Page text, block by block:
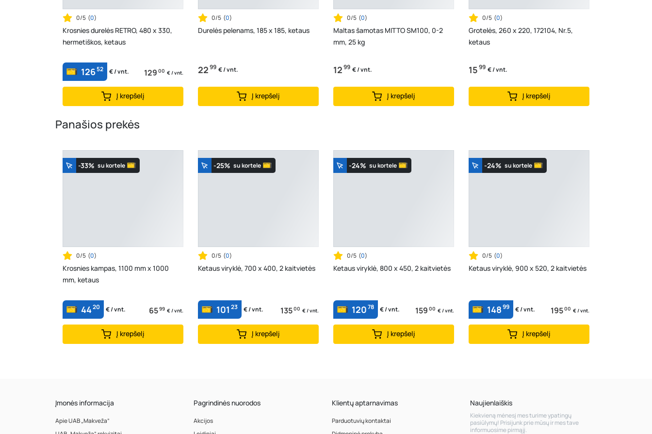
0/5 (0)
Krosnies durelės RETRO, 480 x 330,
hermetiškos, ketaus
12652 € / vnt. 129 00 € / vnt.
Į krepšelį
0/5 (0)
Durelės pelenams, 185 x 185, ketaus
2299 € / vnt.
Į krepšelį
0/5 (0)
Maltas šamotas MITTO SM100, 0-2
mm, 25 kg
1299 € / vnt.
Į krepšelį
0/5 (0)
Grotelės, 260 x 220, 172104, Nr.5,
ketaus
1599 € / vnt.
Į krepšelį
Panašios prekės
-33% su kortele
0/5 (0)
Krosnies kampas, 1100 mm x 1000
mm, ketaus
4420 € / vnt. 6599 € / vnt.
Į krepšelį
-25% su kortele
0/5 (0)
Ketaus viryklė, 700 x 400, 2 kaitvietės
101 23 € / vnt. 13500 € / vnt.
Į krepšelį
-24% su kortele
0/5 (0)
Ketaus viryklė, 800 x 450, 2 kaitvietės
12078 € / vnt. 159 00 € / vnt.
Į krepšelį
-24% su kortele
0/5 (0)
Ketaus viryklė, 900 x 520, 2 kaitvietės
14899 € / vnt. 19500 € / vnt.
Į krepšelį
Įmonės informacija
Apie UAB „Makveža”
Pagrindinės nuorodos
Akcijos
Klientų aptarnavimas
Parduotuvių kontaktai
Naujienlaiškis
Kiekvieną mėnesį mes turime ypatingų
pasiūlymų! Prisijunk prie mūsų ir mes tave
informuosime pirmąjį.